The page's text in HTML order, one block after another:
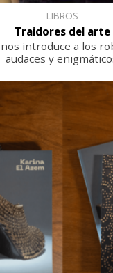
LIBROS
Traidores del arte
introduce a los
audaces y